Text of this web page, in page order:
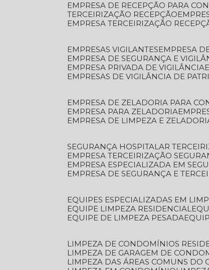
EMPRESA DE RECEPÇÃO PARA
TERCEIRIZAÇÃO RECEPÇÃO
EMPRESA TERCEIRIZAÇÃO
EMPRESAS VIGILANTES
EMPRESA
EMPRESA DE SEGURANÇA E
EMPRESA PRIVADA DE VIGILÂNCIA
EMPRESAS DE VIGILÂNCIA DE
EMPRESA DE ZELADORIA PARA
EMPRESA PARA ZELADORIA
EMPRESA DE LIMPEZA E
SEGURANÇA HOSPITALAR
EMPRESA TERCEIRIZAÇÃO
EMPRESA ESPECIALIZADA EM
EMPRESA DE SEGURANÇA E
EQUIPES ESPECIALIZADAS EM
EQUIPE LIMPEZA RESIDENCIAL
EQUIPE DE LIMPEZA PESADA
LIMPEZA DE CONDOMÍNIOS
LIMPEZA DE GARAGEM DE
LIMPEZA DAS ÁREAS COMUNS